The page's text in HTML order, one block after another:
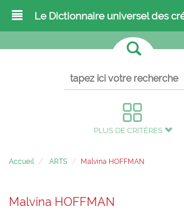
Le Dictionnaire universel des
PLUS DE CRITÈRES
Accueil ARTS Malvina HOFFMAN
Malvina HOFFMAN